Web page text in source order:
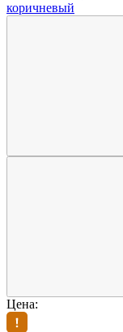
Цена: